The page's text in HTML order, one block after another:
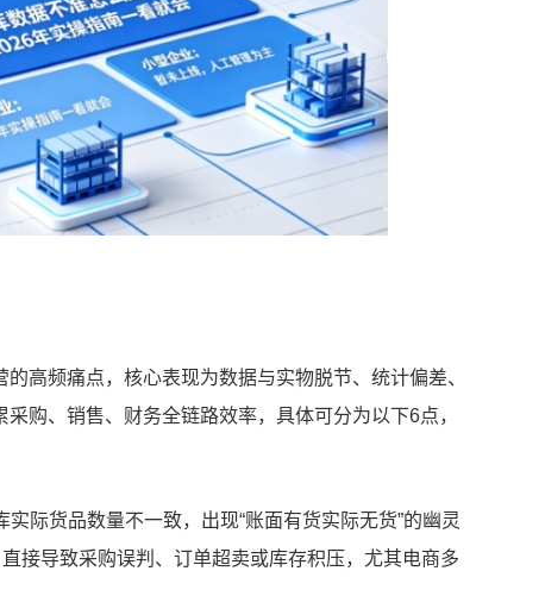
高频痛点，核心表现为数据与实物脱节、统计偏差、
购、销售、财务全链路效率，具体可分为以下6点，
际货品数量不一致，出现“账面有货实际无货”的幽灵
接导致采购误判、订单超卖或库存积压，尤其电商多